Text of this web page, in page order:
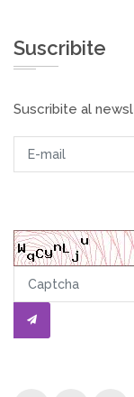
Suscribite
Suscribite al